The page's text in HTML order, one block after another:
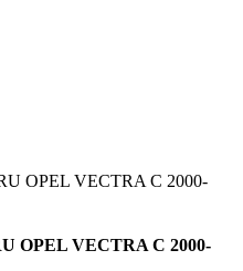
OPEL VECTRA C 2000-